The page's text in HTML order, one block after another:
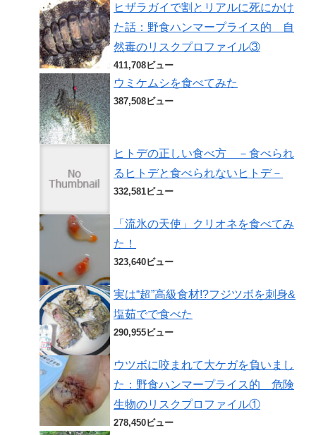
ヒザラガイで割とリアルに死にかけ
た話：野食ハンマープライス的 自
然毒のリスクプロファイル③
411,708ビュー
ウミケムシを食べてみた
387,508ビュー
ヒトデの正しい食べ方 －食べられ
るヒトデと食べられないヒトデ－
332,581ビュー
「流氷の天使」クリオネを食べてみ
た！
323,640ビュー
実は“超”高級食材!?フジツボを刺身&
塩茹でで食べた
290,955ビュー
ウツボに咬まれて大ケガを負いまし
た：野食ハンマープライス的 危険
生物のリスクプロファイル①
278,450ビュー